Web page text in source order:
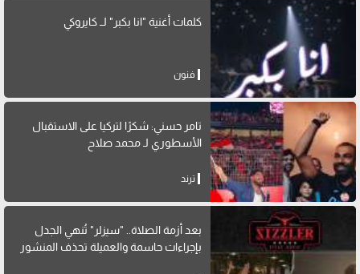
كلمات أغنية "انا بكبر" لــ كايروكي
فنون
تامر حسني: شكرًا لتركيا على الاستقبال
الأسطوري لـ محمد صلاح
ترند
بعد أزمة الصلاة.. "سيزلر" تُنهي الجدل
بإجراءات حاسمة والعميلة تحذف المنشور